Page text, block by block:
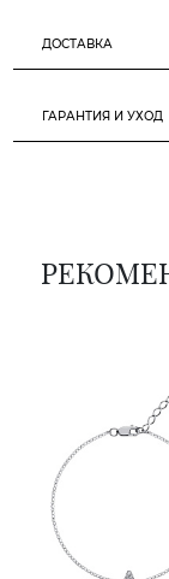
ДОСТАВКА
ГАРАНТИЯ И УХОД